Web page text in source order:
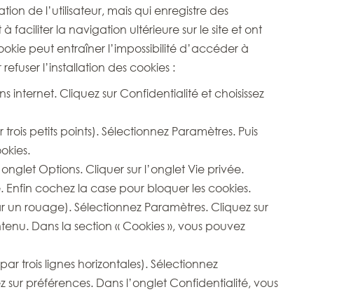
de l’utilisateur, mais qui enregistre des
faciliter la navigation ultérieure sur le site et ont
peut entraîner l’impossibilité d’accéder à
l’installation des cookies :
Cliquez sur Confidentialité et choisissez
petits points). Sélectionnez Paramètres. Puis
Options. Cliquer sur l’onglet Vie privée.
Enfin cochez la case pour bloquer les cookies.
rouage). Sélectionnez Paramètres. Cliquez sur
Dans la section « Cookies », vous pouvez
trois lignes horizontales). Sélectionnez
préférences. Dans l’onglet Confidentialité, vous